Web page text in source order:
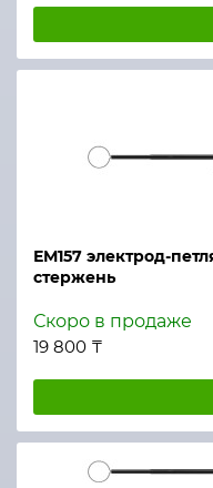
ЕМ157 электрод-
стержень
Скоро в продаже
19 800 ₸